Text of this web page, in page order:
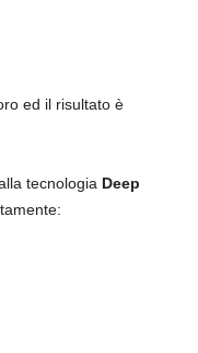
ed il risultato è
tecnologia Deep